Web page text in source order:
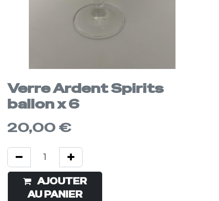
Verre Ardent Spirits
ballon x 6
20,00 €
AJOUTER
AU PANIER